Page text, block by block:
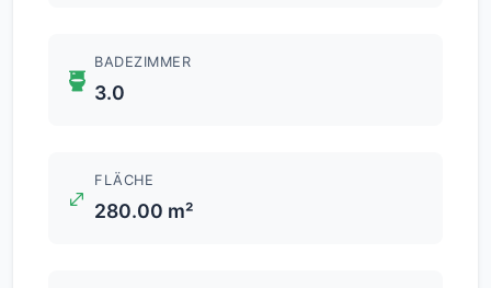
BADEZIMMER
3.0
FLÄCHE
280.00 m²